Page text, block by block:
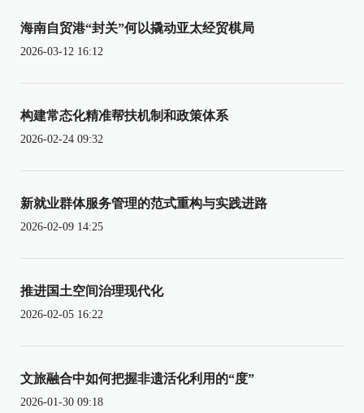
海南自贸港“封关”何以撬动亚太经贸棋局
2026-03-12 16:12
构建常态化精准帮扶机制和政策体系
2026-02-24 09:32
新就业群体服务管理的范式重构与实践进路
2026-02-09 14:25
推进国土空间治理现代化
2026-02-05 16:22
文旅融合中如何把握非遗活化利用的“度”
2026-01-30 09:18